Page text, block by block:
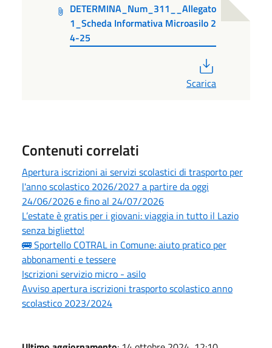
DETERMINA_Num_311__Allegato
1_Scheda Informativa Microasilo 2
4-25
Scarica
Contenuti correlati
Apertura iscrizioni ai servizi scolastici di trasporto per
l'anno scolastico 2026/2027 a partire da oggi
24/06/2026 e fino al 24/07/2026
L’estate è gratis per i giovani: viaggia in tutto il Lazio
senza biglietto!
🚌 Sportello COTRAL in Comune: aiuto pratico per
abbonamenti e tessere
Iscrizioni servizio micro - asilo
Avviso apertura iscrizioni trasporto scolastico anno
scolastico 2023/2024